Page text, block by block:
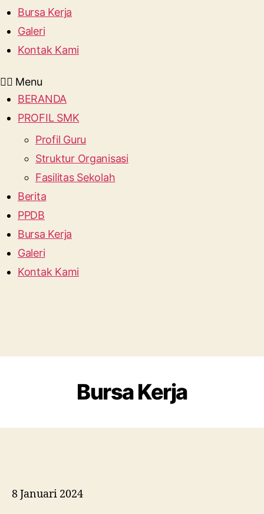
Bursa Kerja
Galeri
Kontak Kami
Menu
BERANDA
PROFIL SMK
Profil Guru
Struktur Organisasi
Fasilitas Sekolah
Berita
PPDB
Bursa Kerja
Galeri
Kontak Kami
Bursa Kerja
8 Januari 2024